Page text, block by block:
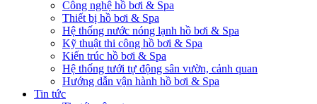
Công nghệ hồ bơi & Spa
Thiết bị hồ bơi & Spa
Hệ thống nước nóng lạnh hồ bơi & Spa
Kỹ thuật thi công hồ bơi & Spa
Kiến trúc hồ bơi & Spa
Hệ thống tưới tự động sân vườn, cảnh quan
Hướng dẫn vận hành hồ bơi & Spa
Tin tức